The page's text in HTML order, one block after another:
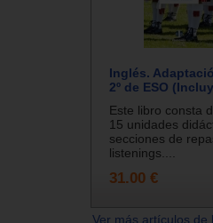
Inglés.
2º de ESO
Este libro consta
15 unidades
secciones de
listenings....
31.00 €
Ver más artículos